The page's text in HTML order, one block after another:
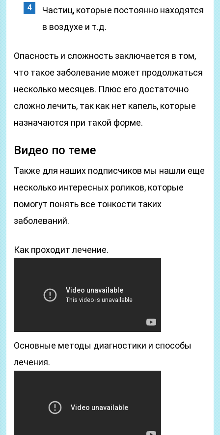
Частиц, которые постоянно находятся
в воздухе и т.д.
Опасность и сложность заключается в том,
что такое заболевание может продолжаться
несколько месяцев. Плюс его достаточно
сложно лечить, так как нет капель, которые
назначаются при такой форме.
Видео по теме
Также для наших подписчиков мы нашли еще
несколько интересных роликов, которые
помогут понять все тонкости таких
заболеваний.
Как проходит лечение.
Основные методы диагностики и способы
лечения.